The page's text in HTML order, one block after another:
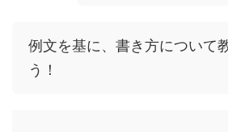
例文を基に、書き方について
う！